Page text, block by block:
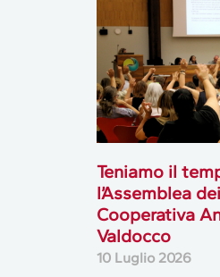
Teniamo il
l’Assemblea
Cooperativa
Valdocco
10 Luglio 2026